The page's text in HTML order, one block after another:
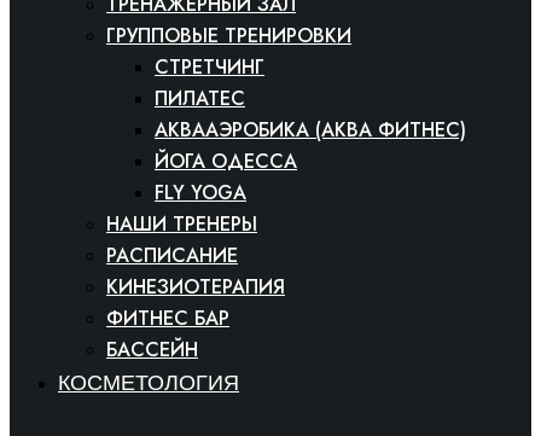
ГРУППОВЫЕ ТРЕНИРОВКИ
СТРЕТЧИНГ
ПИЛАТЕС
АКВААЭРОБИКА (АКВА ФИТНЕС)
ЙОГА ОДЕССА
FLY YOGA
НАШИ ТРЕНЕРЫ
РАСПИСАНИЕ
КИНЕЗИОТЕРАПИЯ
ФИТНЕС БАР
БАССЕЙН
КОСМЕТОЛОГИЯ